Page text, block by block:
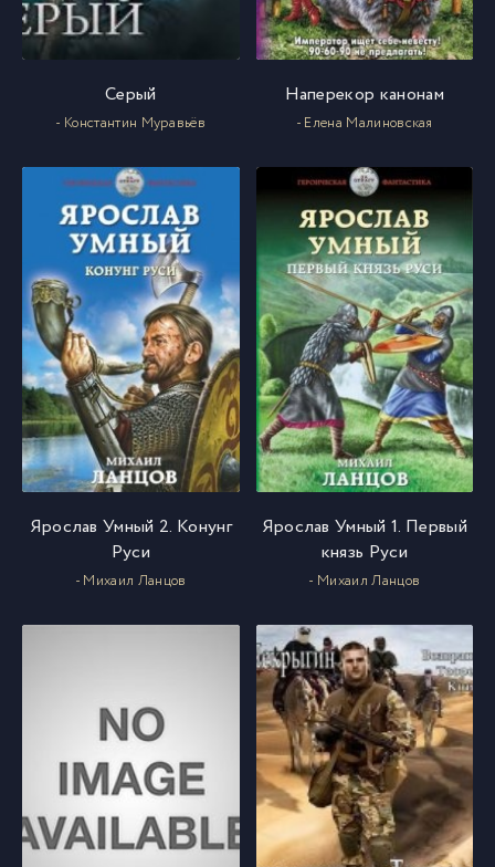
Серый
- Константин Муравьёв
Наперекор канонам
- Елена Малиновская
Ярослав Умный 2. Конунг
Руси
- Михаил Ланцов
Ярослав Умный 1. Первый
князь Руси
- Михаил Ланцов